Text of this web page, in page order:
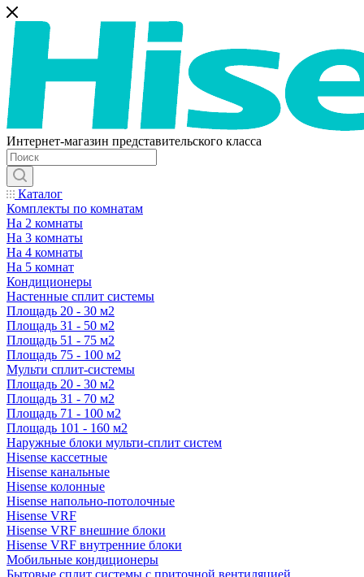
Интернет-магазин представительского класса
Каталог
Комплекты по комнатам
На 2 комнаты
На 3 комнаты
На 4 комнаты
На 5 комнат
Кондиционеры
Настенные сплит системы
Площадь 20 - 30 м2
Площадь 31 - 50 м2
Площадь 51 - 75 м2
Площадь 75 - 100 м2
Мульти сплит-системы
Площадь 20 - 30 м2
Площадь 31 - 70 м2
Площадь 71 - 100 м2
Площадь 101 - 160 м2
Наружные блоки мульти-сплит систем
Hisense кассетные
Hisense канальные
Hisense колонные
Hisense напольно-потолочные
Hisense VRF
Hisense VRF внешние блоки
Hisense VRF внутренние блоки
Мобильные кондиционеры
Бытовые сплит системы с приточной вентиляцией